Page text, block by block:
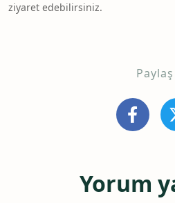
ziyaret edebilirsiniz.
Paylaş
Yorum